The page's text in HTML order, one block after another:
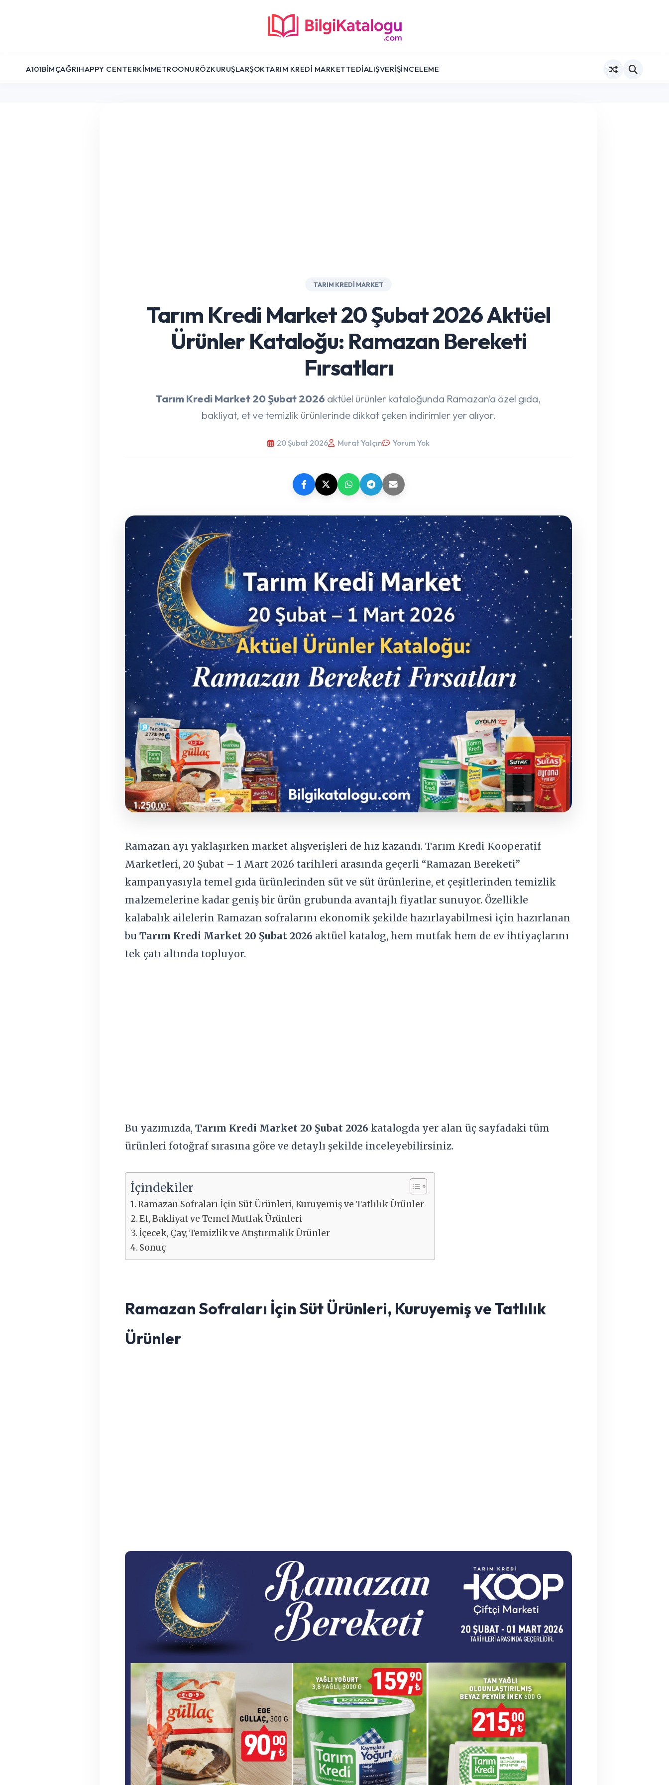
A101BIMÇAĞRIHAPPY CENTERKIMMETROONURÖZKURUŞLARŞOKTARIM KREDI MARKETTEDIALIŞVERIŞİNCELEME
TARIM KREDI MARKET
Tarım Kredi Market 20 Şubat 2026 Aktüel
Ürünler Kataloğu: Ramazan Bereketi
Fırsatları
Tarım Kredi Market 20 Şubat 2026 aktüel ürünler kataloğunda Ramazan’a özel gıda,
bakliyat, et ve temizlik ürünlerinde dikkat çeken indirimler yer alıyor.
20 Şubat 2026 Murat Yalçın Yorum Yok
Ramazan ayı yaklaşırken market alışverişleri de hız kazandı. Tarım Kredi Kooperatif
Marketleri, 20 Şubat – 1 Mart 2026 tarihleri arasında geçerli “Ramazan Bereketi”
kampanyasıyla temel gıda ürünlerinden süt ve süt ürünlerine, et çeşitlerinden temizlik
malzemelerine kadar geniş bir ürün grubunda avantajlı fiyatlar sunuyor. Özellikle
kalabalık ailelerin Ramazan sofralarını ekonomik şekilde hazırlayabilmesi için hazırlanan
bu Tarım Kredi Market 20 Şubat 2026 aktüel katalog, hem mutfak hem de ev ihtiyaçlarını
tek çatı altında topluyor.
Bu yazımızda, Tarım Kredi Market 20 Şubat 2026 katalogda yer alan üç sayfadaki tüm
ürünleri fotoğraf sırasına göre ve detaylı şekilde inceleyebilirsiniz.
İçindekiler
Ramazan Sofraları İçin Süt Ürünleri, Kuruyemiş ve Tatlılık Ürünler
Et, Bakliyat ve Temel Mutfak Ürünleri
İçecek, Çay, Temizlik ve Atıştırmalık Ürünler
Sonuç
Ramazan Sofraları İçin Süt Ürünleri, Kuruyemiş ve Tatlılık
Ürünler